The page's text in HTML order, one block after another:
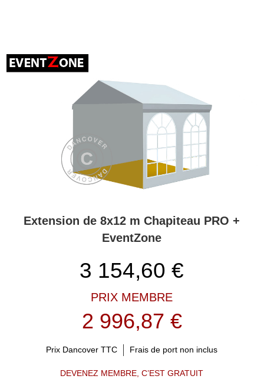
Extension de 8x12 m Chapiteau PRO +
EventZone
3 154,60 €
PRIX MEMBRE
2 996,87 €
Prix Dancover TTC Frais de port non inclus
DEVENEZ MEMBRE, C’EST GRATUIT